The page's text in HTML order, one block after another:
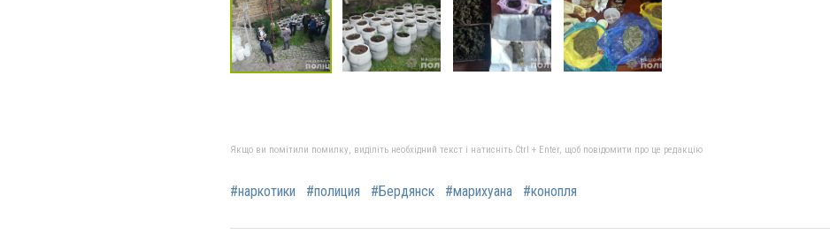
Якщо ви помітили помилку, виділіть необхідний текст і натисніть Ctrl + Enter, щоб повідомити про це редакцію
#наркотики #полиция #Бердянск #марихуана #конопля